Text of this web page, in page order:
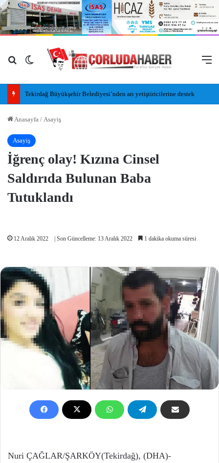
Arama yap ...
Dış görünümü değiştir
Tekirdağ Büyükşehir Belediyesi’nden arı yetiştiricilerine destek
Anasayfa / Asayiş
Asayiş
İğrenç olay! Kızına Cinsel
Saldırıda Bulunan Baba
Tutuklandı
12 Aralık 2022 | Son Güncelleme: 13 Aralık 2022 1 dakika okuma süresi
Nuri ÇAĞLAR/ŞARKÖY(Tekirdağ), (DHA)-